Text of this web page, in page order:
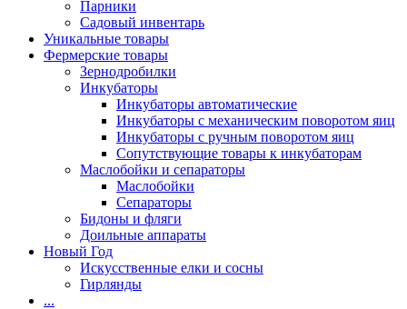
Парники
Садовый инвентарь
Уникальные товары
Фермерские товары
Зернодробилки
Инкубаторы
Инкубаторы автоматические
Инкубаторы с механическим поворотом яиц
Инкубаторы с ручным поворотом яиц
Сопутствующие товары к инкубаторам
Маслобойки и сепараторы
Маслобойки
Сепараторы
Бидоны и фляги
Доильные аппараты
Новый Год
Искусственные елки и сосны
Гирлянды
...